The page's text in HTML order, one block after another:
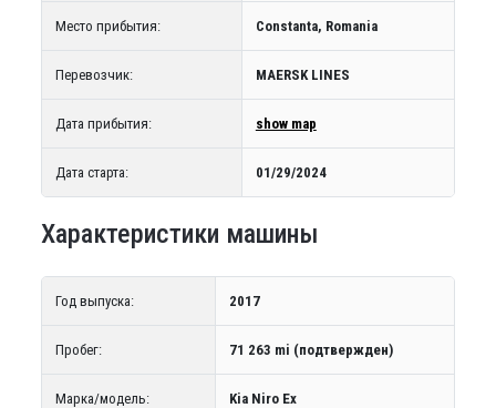
Место прибытия: Constanta, Romania
Перевозчик: MAERSK LINES
Дата прибытия: show map
Дата старта: 01/29/2024
Характеристики машины
Год выпуска: 2017
Пробег: 71 263 mi (подтвержден)
Марка/модель: Kia Niro Ex